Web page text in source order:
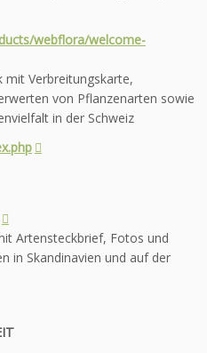
webflora/welcome-
mit Verbreitungskarte,
von Pflanzenarten sowie
in der Schweiz
Artensteckbrief, Fotos und
in Skandinavien und auf der